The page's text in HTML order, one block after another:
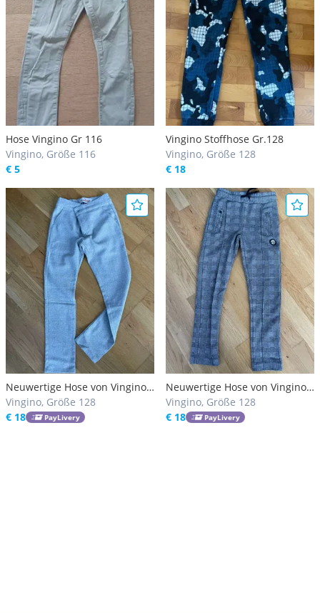
Hose Vingino Gr 116
Vingino, Größe 116
€ 5
Vingino Stoffhose Gr.128
Vingino, Größe 128
€ 18
Neuwertige Hose von Vingino,
Gr 128
Vingino, Größe 128
€ 18
PayLivery
Neuwertige Hose von Vingino
Gr 128
Vingino, Größe 128
€ 18
PayLivery